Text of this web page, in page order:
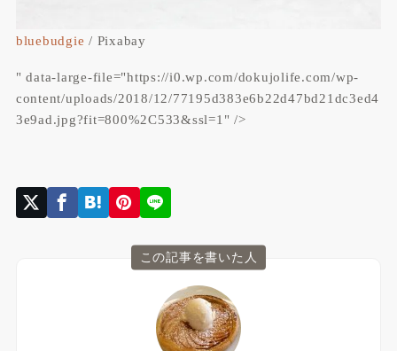
bluebudgie / Pixabay
" data-large-file="https://i0.wp.com/dokujolife.com/wp-
content/uploads/2018/12/77195d383e6b22d47bd21dc3ed4
3e9ad.jpg?fit=800%2C533&ssl=1" />
この記事を書いた人